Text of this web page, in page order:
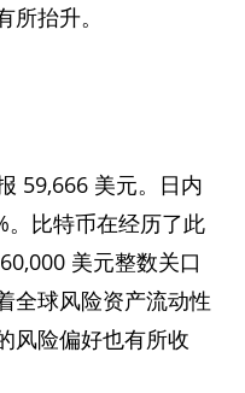
抬升。
59,666 美元。日内
。比特币在经历了此
美元整数关口
全球风险资产流动性
风险偏好也有所收